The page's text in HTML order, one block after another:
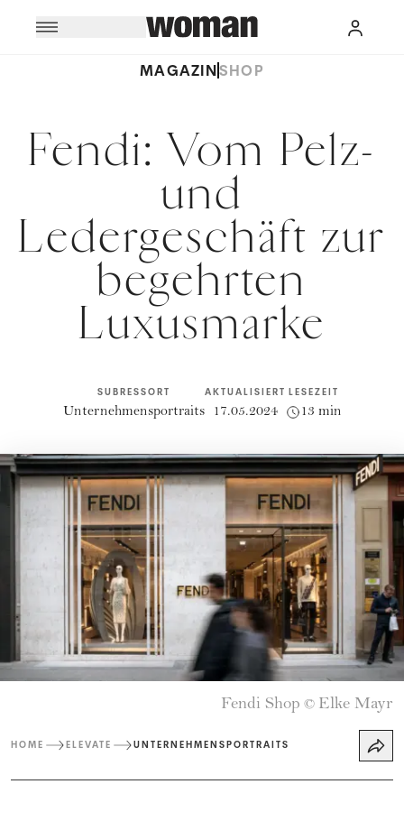
MAGAZINSHOP
Fendi: Vom Pelz-
und
Ledergeschäft zur
begehrten
Luxusmarke
SUBRESSORT
Unternehmensportraits
AKTUALISIERT
17.05.2024
LESEZEIT
13 min
Fendi Shop © Elke Mayr
HOME ELEVATE UNTERNEHMENSPORTRAITS